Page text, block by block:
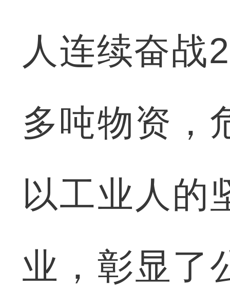
人连续奋战
多吨物资，
以工业人的
业，彰显了